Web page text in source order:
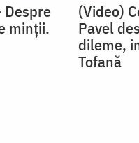
Despre
minții.
(Video)
Pavel
dileme,
Tofană